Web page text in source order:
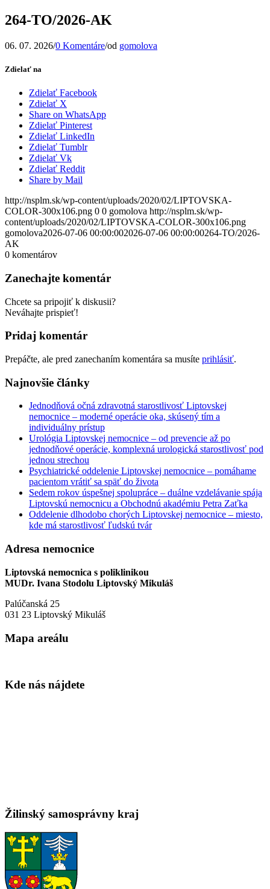
264-TO/2026-AK
06. 07. 2026/0 Komentáre/od gomolova
Zdielať na
Zdielať Facebook
Zdielať X
Share on WhatsApp
Zdielať Pinterest
Zdielať LinkedIn
Zdielať Tumblr
Zdielať Vk
Zdielať Reddit
Share by Mail
http://nsplm.sk/wp-content/uploads/2020/02/LIPTOVSKA-
COLOR-300x106.png 0 0 gomolova http://nsplm.sk/wp-
content/uploads/2020/02/LIPTOVSKA-COLOR-300x106.png
gomolova2026-07-06 00:00:002026-07-06 00:00:00264-TO/2026-
AK
0 komentárov
Zanechajte komentár
Chcete sa pripojiť k diskusii?
Neváhajte prispieť!
Pridaj komentár
Prepáčte, ale pred zanechaním komentára sa musíte prihlásiť.
Najnovšie články
Jednodňová očná zdravotná starostlivosť Liptovskej
nemocnice – moderné operácie oka, skúsený tím a
individuálny prístup
Urológia Liptovskej nemocnice – od prevencie až po
jednodňové operácie, komplexná urologická starostlivosť pod
jednou strechou
Psychiatrické oddelenie Liptovskej nemocnice – pomáhame
pacientom vrátiť sa späť do života
Sedem rokov úspešnej spolupráce – duálne vzdelávanie spája
Liptovskú nemocnicu a Obchodnú akadémiu Petra Zaťka
Oddelenie dlhodobo chorých Liptovskej nemocnice – miesto,
kde má starostlivosť ľudskú tvár
Adresa nemocnice
Liptovská nemocnica s poliklinikou
MUDr. Ivana Stodolu Liptovský Mikuláš
Palúčanská 25
031 23 Liptovský Mikuláš
Mapa areálu
Kde nás nájdete
Žilinský samosprávny kraj